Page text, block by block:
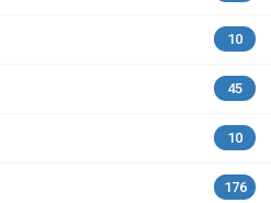
10
45
10
176